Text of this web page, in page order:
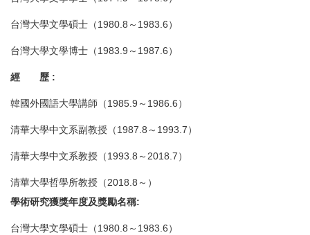
台灣大學文學碩士（1980.8～1983.6）
台灣大學文學博士（1983.9～1987.6）
經 歷 :
韓國外國語大學講師（1985.9～1986.6）
清華大學中文系副教授（1987.8～1993.7）
清華大學中文系教授（1993.8～2018.7）
清華大學哲學所教授（2018.8～）
學術研究獲獎年度及獎勵名稱:
台灣大學文學碩士（1980.8～1983.6）